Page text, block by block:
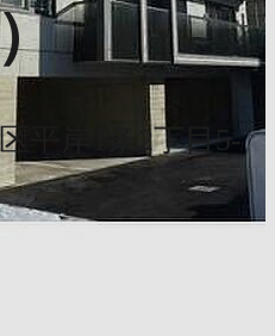
平岸1条2丁目5-